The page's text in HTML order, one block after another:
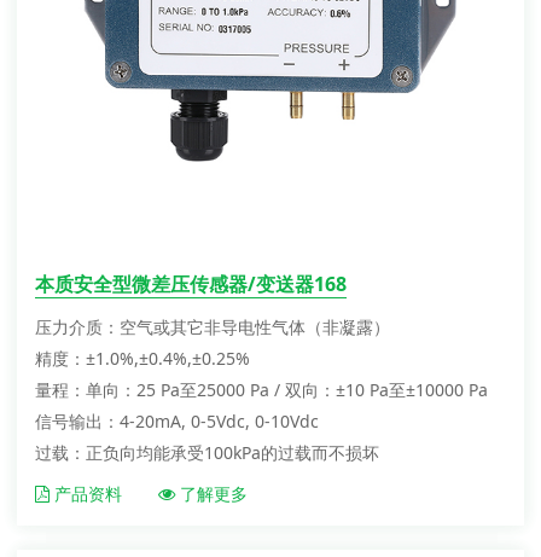
本质安全型微差压传感器/变送器168
压力介质：空气或其它非导电性气体（非凝露）
精度：±1.0%,±0.4%,±0.25%
量程：单向：25 Pa至25000 Pa / 双向：±10 Pa至±10000 Pa
信号输出：4-20mA, 0-5Vdc, 0-10Vdc
过载：正负向均能承受100kPa的过载而不损坏
产品资料
了解更多